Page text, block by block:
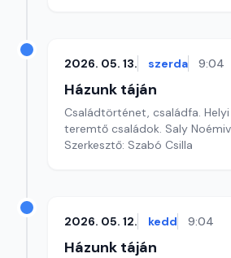
2026. 05. 13. szerda 9:04
Házunk táján
Családtörténet, családfa.
teremtő családok. Saly
Szerkesztő: Szabó Csilla
2026. 05. 12. kedd 9:04
Házunk táján